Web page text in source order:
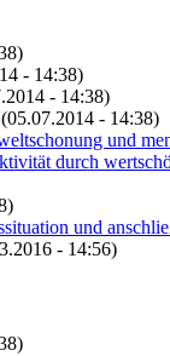
- 14:38)
- 14:38)
(05.07.2014 - 14:38)
und
durch
und
- 14:56)